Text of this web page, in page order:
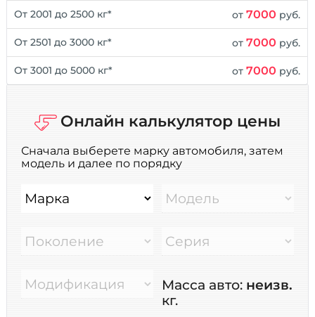
От 2001 до 2500 кг* от7000 руб.
От 2501 до 3000 кг* от7000 руб.
От 3001 до 5000 кг* от7000 руб.
Онлайн калькулятор цены
Сначала выберете марку автомобиля, затем
модель и далее по порядку
Марка Модель
Поколение Серия
Модификация Масса авто: неизв.
кг.